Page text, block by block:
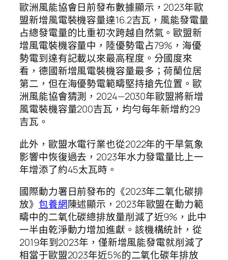
歐洲風能協會日前發布數據顯示，2023年歐
盟新增風電裝機容量達16.2吉瓦，風能發電量
占總發電量的比重初次跨越自然氣。歐盟新
增風電裝機容量中，陸優勢電占79%，海優
勢電到達有記載以來最高程度。分國度來
看，德國新增風電裝機容量最多；荷蘭位居
第二，但在海優勢電範疇堅持搶先位置。歐
洲風能協會猜測，2024—2030年歐盟將新增
風電裝機容量200吉瓦，均勻每年新增約29
吉瓦。
此外，歐盟水電行業也從2022年的干旱氣象
影響中恢復過去，2023年水力發電量比上一
年增添了約45太瓦時。
國際動力署日前發布的《2023年二氧化碳排
放》 包養網陳述顯示，2023年歐盟在動力範
疇中的二氧化碳總排放量削減了近9%，此中
一半由乾淨動力增加進獻。該機構統計，從
2019年到2023年，僅新增風能發電就削減了
相當于歐盟2023年近5%的二氧化碳年排放